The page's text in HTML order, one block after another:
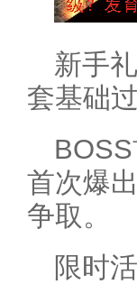
新手
套基础
首次爆
争取。
限时